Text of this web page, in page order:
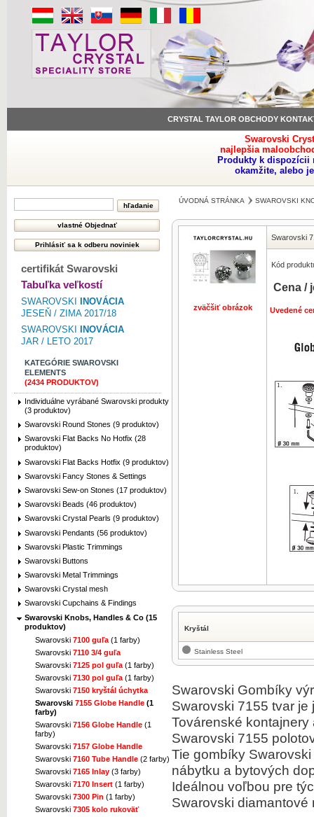
CRYSTAL TAYLOR OBCHODY
Swarovski
najlepšia
Produkty k dispozícii
okamžite, alebo
certifikát Swarovski
Tabuľka veľkostí
SWAROVSKI
INOVÁCIA
JESEŇ / ZIMA 2017/18
SWAROVSKI
INOVÁCIA
JAR / LETO 2017
KATEGÓRIE SWAROVSKI
ELEMENTS
(2434 PRODUKTOV)
Individuálne vyrábané Swarovski produkty
(3 produktov)
Swarovski Round Stones (9 produktov)
Swarovski Flat Backs No Hotfix (28
produktov)
Swarovski Flat Backs Hotfix (9 produktov)
Swarovski Fancy Stones & Settings
Swarovski Sew-on Stones (17 produktov)
Swarovski Beads (46 produktov)
Swarovski Crystal Pearls (9 produktov)
Swarovski Pendants (56 produktov)
Swarovski Plastic Trimmings
Swarovski Buttons
Swarovski Metal Trimmings
Swarovski Crystal mesh
Swarovski Cupchains & Findings
Swarovski Knobs, Handles & Co (15
produktov)
Swarovski 7100 guľa (1 farby)
Swarovski 7110 3/4 guľa
Swarovski 7125 pol guľa (1 farby)
Swarovski 7130 pol guľa (1 farby)
Swarovski 7150 kryštál úchytka
Swarovski 7155 Globe Handle (1
farby)
Swarovski 7156 Globe Handle (1
farby)
Swarovski 7157 Globe Handle
Swarovski 7160 Tube Handle (2 farby)
Swarovski 7165 Inlay (3 farby)
Swarovski 7170 Insert (1 farby)
Swarovski 7300 Pin (1 farby)
Swarovski 7305 kolo rukoväť
ÚVODNÁ STRÁNKA SWAROVSKI
zväčšiť obrázok
Swarovski
Kód
Cena /
Uvedené
Kryštál
Stainless Steel
Swarovski Gombíky
Swarovski 7155 tvar je
Továrenské
Swarovski 7155
Tie gombíky
nábytku a bytových
Ideálnou voľbou pre
Swarovski diamantové